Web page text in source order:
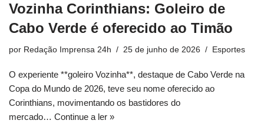
Vozinha Corinthians: Goleiro de
Cabo Verde é oferecido ao Timão
por Redação Imprensa 24h 25 de junho de 2026 Esportes
O experiente **goleiro Vozinha**, destaque de Cabo Verde na
Copa do Mundo de 2026, teve seu nome oferecido ao
Corinthians, movimentando os bastidores do
mercado… Continue a ler »